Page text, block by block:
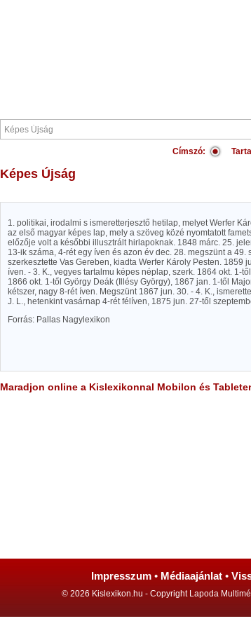
Címszó:
Képes Újság
1. politikai, irodalmi s ismeretterjesztő hetilap, melyet Werfer
az első magyar képes lap, mely a szöveg közé nyomtatott
előzője volt a későbbi illusztrált hirlapoknak. 1848 márc. 25.
13-ik száma, 4-rét egy íven és azon év dec. 28. megszünt a
szerkesztette Vas Gereben, kiadta Werfer Károly Pesten. 1859
íven. - 3. K., vegyes tartalmu képes néplap, szerk. 1864 okt. 1-
1866 okt. 1-től György Deák (Illésy György), 1867 jan. 1-től
kétszer, nagy 8-rét íven. Megszünt 1867 jun. 30. - 4. K.,
J. L., hetenkint vasárnap 4-rét félíven, 1875 jun. 27-től
Forrás: Pallas Nagylexikon
Maradjon online a Kislexikonnal Mobilon és
Impresszum • Médiaajánlat •
© 2026 Kislexikon.hu - Copyright Lapoda